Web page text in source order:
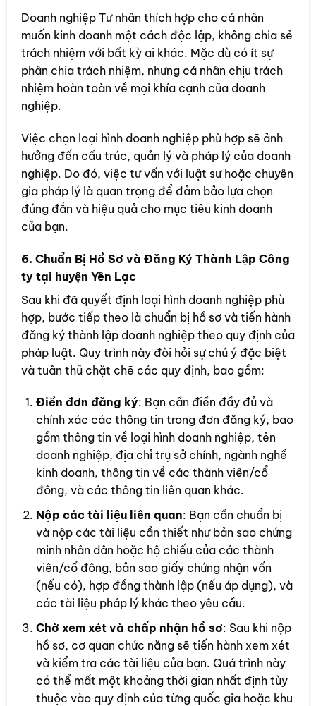
Doanh nghiệp Tư nhân thích hợp cho cá nhân
muốn kinh doanh một cách độc lập, không chia sẻ
trách nhiệm với bất kỳ ai khác. Mặc dù có ít sự
phân chia trách nhiệm, nhưng cá nhân chịu trách
nhiệm hoàn toàn về mọi khía cạnh của doanh
nghiệp.
Việc chọn loại hình doanh nghiệp phù hợp sẽ ảnh
hưởng đến cấu trúc, quản lý và pháp lý của doanh
nghiệp. Do đó, việc tư vấn với luật sư hoặc chuyên
gia pháp lý là quan trọng để đảm bảo lựa chọn
đúng đắn và hiệu quả cho mục tiêu kinh doanh
của bạn.
6. Chuẩn Bị Hồ Sơ và Đăng Ký Thành Lập Công
ty tại huyện Yên Lạc
Sau khi đã quyết định loại hình doanh nghiệp phù
hợp, bước tiếp theo là chuẩn bị hồ sơ và tiến hành
đăng ký thành lập doanh nghiệp theo quy định của
pháp luật. Quy trình này đòi hỏi sự chú ý đặc biệt
và tuân thủ chặt chẽ các quy định, bao gồm:
Điền đơn đăng ký: Bạn cần điền đầy đủ và
chính xác các thông tin trong đơn đăng ký, bao
gồm thông tin về loại hình doanh nghiệp, tên
doanh nghiệp, địa chỉ trụ sở chính, ngành nghề
kinh doanh, thông tin về các thành viên/cổ
đông, và các thông tin liên quan khác.
Nộp các tài liệu liên quan: Bạn cần chuẩn bị
và nộp các tài liệu cần thiết như bản sao chứng
minh nhân dân hoặc hộ chiếu của các thành
viên/cổ đông, bản sao giấy chứng nhận vốn
(nếu có), hợp đồng thành lập (nếu áp dụng), và
các tài liệu pháp lý khác theo yêu cầu.
Chờ xem xét và chấp nhận hồ sơ: Sau khi nộp
hồ sơ, cơ quan chức năng sẽ tiến hành xem xét
và kiểm tra các tài liệu của bạn. Quá trình này
có thể mất một khoảng thời gian nhất định tùy
thuộc vào quy định của từng quốc gia hoặc khu